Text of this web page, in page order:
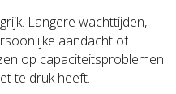
Langere wachttijden,
aandacht of
op capaciteitsproblemen.
te druk heeft.